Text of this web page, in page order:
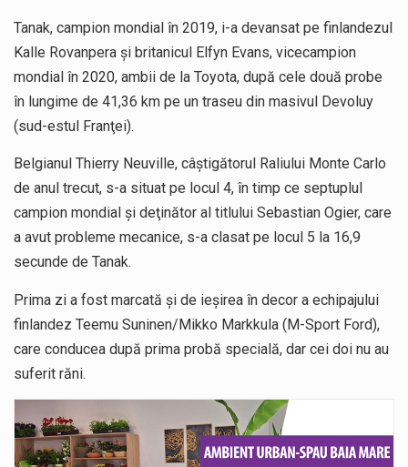
Tanak, campion mondial în 2019, i-a devansat pe finlandezul
Kalle Rovanpera şi britanicul Elfyn Evans, vicecampion
mondial în 2020, ambii de la Toyota, după cele două probe
în lungime de 41,36 km pe un traseu din masivul Devoluy
(sud-estul Franţei).
Belgianul Thierry Neuville, câştigătorul Raliului Monte Carlo
de anul trecut, s-a situat pe locul 4, în timp ce septuplul
campion mondial şi deţinător al titlului Sebastian Ogier, care
a avut probleme mecanice, s-a clasat pe locul 5 la 16,9
secunde de Tanak.
Prima zi a fost marcată şi de ieşirea în decor a echipajului
finlandez Teemu Suninen/Mikko Markkula (M-Sport Ford),
care conducea după prima probă specială, dar cei doi nu au
suferit răni.